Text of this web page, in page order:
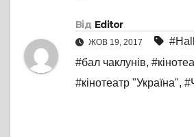
Від Editor
ЖОВ 19, 2017
#бал чаклунів,
#кінотеатр "Україна",